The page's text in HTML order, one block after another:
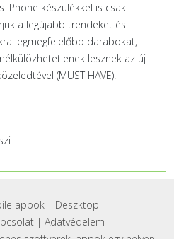
készülékkel is csak
a legújabb trendeket és
legmegfelelőbb darabokat,
lesznek az új
(MUST HAVE).
appok| Deszktop
| Adatvédelem